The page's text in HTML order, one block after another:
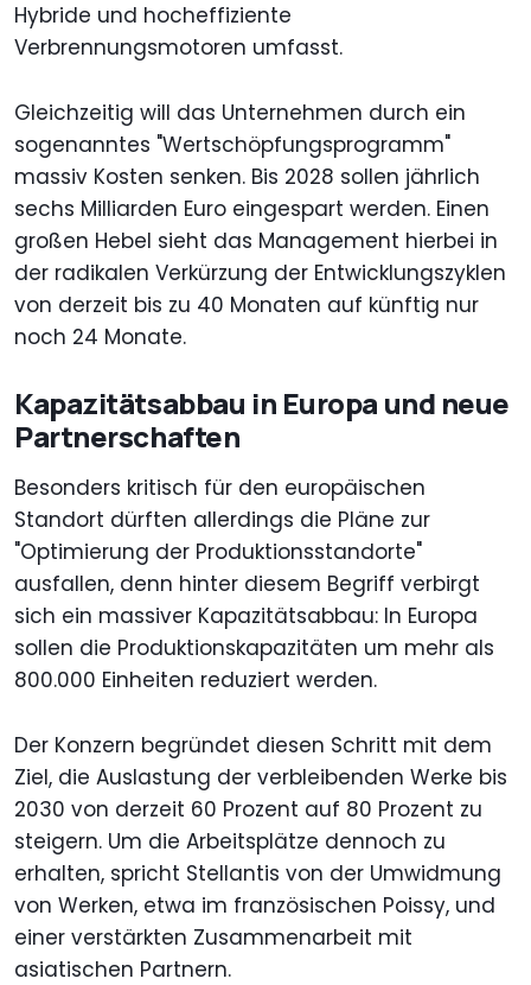
Hybride und hocheffiziente
Verbrennungsmotoren umfasst.
Gleichzeitig will das Unternehmen durch ein
sogenanntes "Wertschöpfungsprogramm"
massiv Kosten senken. Bis 2028 sollen jährlich
sechs Milliarden Euro eingespart werden. Einen
großen Hebel sieht das Management hierbei in
der radikalen Verkürzung der Entwicklungszyklen
von derzeit bis zu 40 Monaten auf künftig nur
noch 24 Monate.
Kapazitätsabbau in Europa und neue
Partnerschaften
Besonders kritisch für den europäischen
Standort dürften allerdings die Pläne zur
"Optimierung der Produktionsstandorte"
ausfallen, denn hinter diesem Begriff verbirgt
sich ein massiver Kapazitätsabbau: In Europa
sollen die Produktionskapazitäten um mehr als
800.000 Einheiten reduziert werden.
Der Konzern begründet diesen Schritt mit dem
Ziel, die Auslastung der verbleibenden Werke bis
2030 von derzeit 60 Prozent auf 80 Prozent zu
steigern. Um die Arbeitsplätze dennoch zu
erhalten, spricht Stellantis von der Umwidmung
von Werken, etwa im französischen Poissy, und
einer verstärkten Zusammenarbeit mit
asiatischen Partnern.